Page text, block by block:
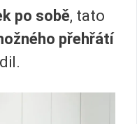
po sobě, tato
přehřátí